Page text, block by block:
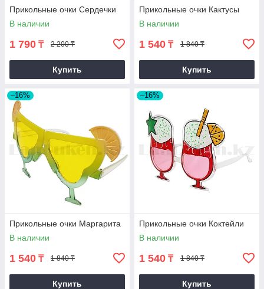
Прикольные очки Сердечки
В наличии
1 790 ₸ 2 200 ₸
Купить
Прикольные очки Кактусы
В наличии
1 540 ₸ 1 840 ₸
Купить
–16%
Прикольные очки Маргарита
В наличии
1 540 ₸ 1 840 ₸
Купить
–16%
Прикольные очки Коктейли
В наличии
1 540 ₸ 1 840 ₸
Купить